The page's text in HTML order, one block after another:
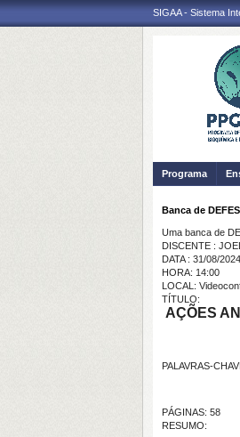
SIGAA - Sistema
Programa
Banca de
Uma banca de
DISCENTE :
DATA : 31/08/2024
HORA: 14:00
LOCAL:
TÍTULO:
AÇÕES
PALAVRAS-
PÁGINAS: 58
RESUMO: